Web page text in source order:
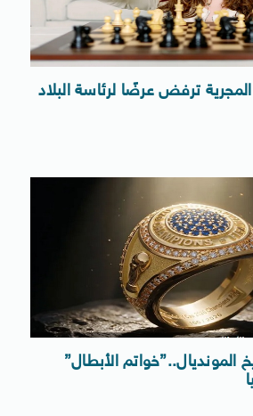
ترفض عرضًا لرئاسة البلاد
الأبطال”